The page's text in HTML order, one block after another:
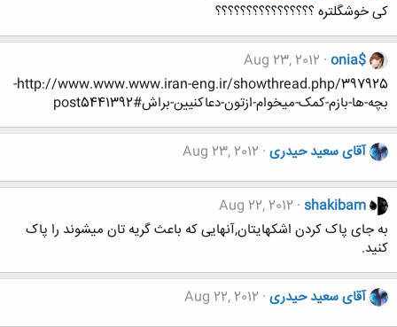
کی خوشگلتره ؟؟؟؟؟؟؟؟؟؟؟؟؟؟؟؟
onia$
Aug 23, 2012
http://www.www.www.iran-eng.ir/showthread.php/397925-
بچه-ها-بازم-کمک-میخوام-ازتون-دعاکنیین-براش#post5441392
آقای سعید حیدری Aug 23, 2012
shakibam
Aug 22, 2012
به جای پاک کردن اشکهایتان,آنهایی که باعث گریه تان میشوند را پاک
کنید.
آقای سعید حیدری Aug 22, 2012